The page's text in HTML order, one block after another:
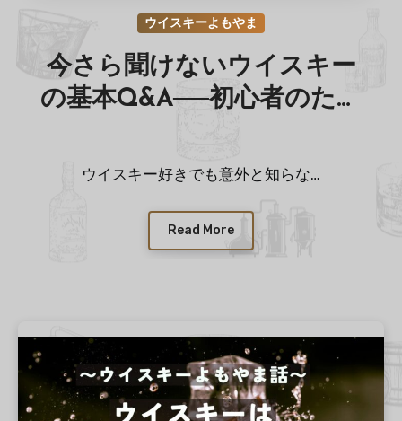
ウイスキーよもやま
今さら聞けないウイスキー
の基本Q&A──初心者のため
ウイスキー好きでも意外と知らな…
Read More